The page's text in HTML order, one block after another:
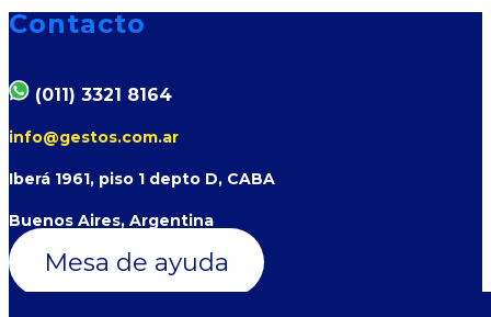
Contacto
(011) 3321 8164
info@gestos.com.ar
Iberá 1961, piso 1 depto D, CABA
Buenos Aires, Argentina
Mesa de ayuda